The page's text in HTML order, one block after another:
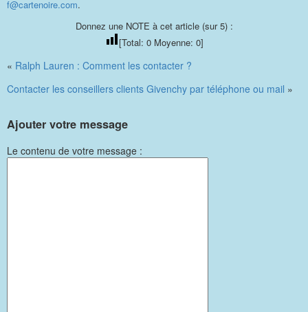
f@cartenoire.com.
Donnez une NOTE à cet article (sur 5) :
[Total: 0Moyenne: 0]
« Ralph Lauren : Comment les contacter ?
Contacter les conseillers clients Givenchy par téléphone ou mail »
Ajouter votre message
Le contenu de votre message :